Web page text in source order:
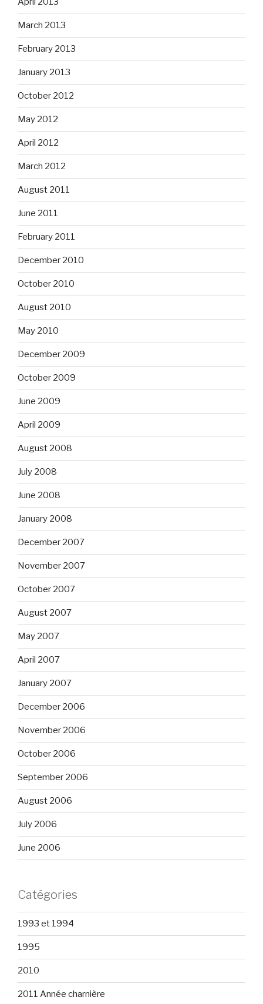
March 2013
February 2013
January 2013
October 2012
May 2012
April 2012
March 2012
August 2011
June 2011
February 2011
December 2010
October 2010
August 2010
May 2010
December 2009
October 2009
June 2009
April 2009
August 2008
July 2008
June 2008
January 2008
December 2007
November 2007
October 2007
August 2007
May 2007
April 2007
January 2007
December 2006
November 2006
October 2006
September 2006
August 2006
July 2006
June 2006
Catégories
1993 et 1994
1995
2010
2011 Année charnière